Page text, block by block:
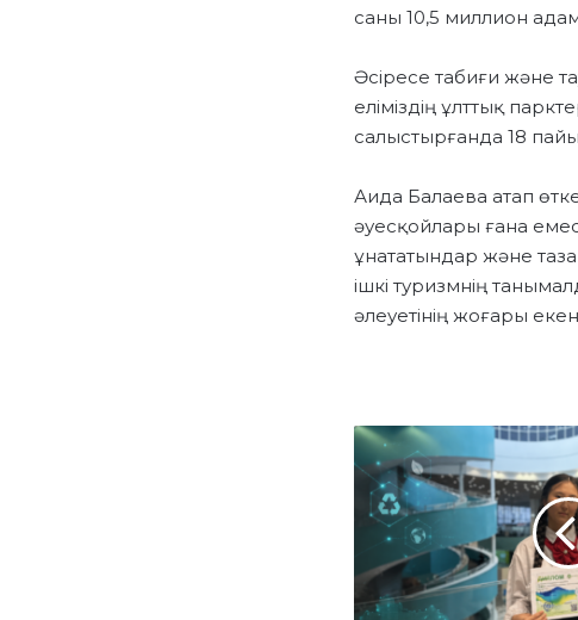
саны 10,5 миллион
Әсіресе табиғи және
еліміздің ұлттық
салыстырғанда 18
Аида Балаева атап
әуесқойлары ғана
ұнататындар және
ішкі туризмнің
әлеуетінің жоғары
А
Я
К